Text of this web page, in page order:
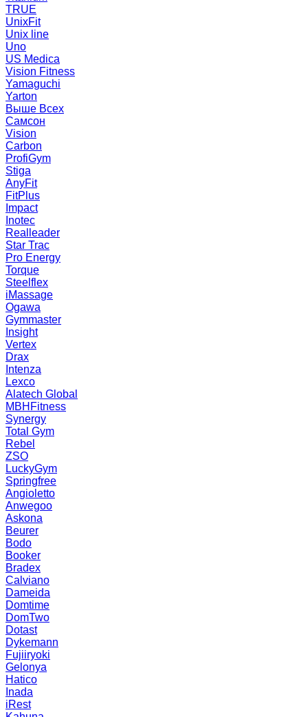
TRUE
UnixFit
Unix line
Uno
US Medica
Vision Fitness
Yamaguchi
Yarton
Выше Всех
Самсон
Vision
Carbon
ProfiGym
Stiga
AnyFit
FitPlus
Impact
Inotec
Realleader
Star Trac
Pro Energy
Torque
Steelflex
iMassage
Ogawa
Gymmaster
Insight
Vertex
Drax
Intenza
Lexco
Alatech Global
MBHFitness
Synergy
Total Gym
Rebel
ZSO
LuckyGym
Springfree
Angioletto
Anwegoo
Askona
Beurer
Bodo
Booker
Bradex
Calviano
Dameida
Domtime
DomTwo
Dotast
Dykemann
Fujiiryoki
Gelonya
Hatico
Inada
iRest